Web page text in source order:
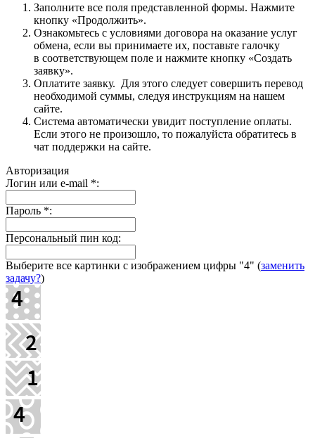
Заполните все поля представленной формы. Нажмите
кнопку «Продолжить».
Ознакомьтесь с условиями договора на оказание услуг
обмена, если вы принимаете их, поставьте галочку
в соответствующем поле и нажмите кнопку «Создать
заявку».
Оплатите заявку. Для этого следует совершить перевод
необходимой суммы, следуя инструкциям на нашем
сайте.
Система автоматически увидит поступление оплаты.
Если этого не произошло, то пожалуйста обратитесь в
чат поддержки на сайте.
Авторизация
Логин или e-mail *:
Пароль *:
Персональный пин код:
Выберите все картинки с изображением цифры "4" (заменить
задачу?)